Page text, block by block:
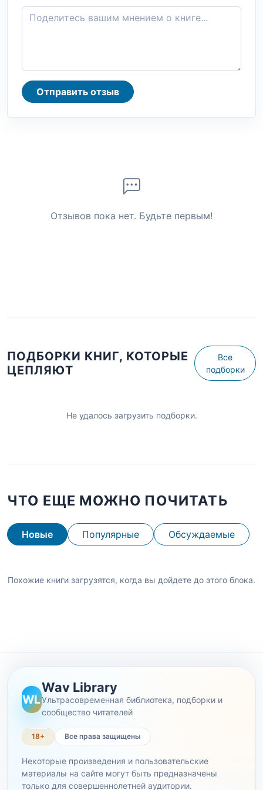
Отправить отзыв
Отзывов пока нет. Будьте первым!
ПОДБОРКИ КНИГ, КОТОРЫЕ
ЦЕПЛЯЮТ
Все
подборки
Не удалось загрузить подборки.
ЧТО ЕЩЕ МОЖНО ПОЧИТАТЬ
Новые Популярные Обсуждаемые
Похожие книги загрузятся, когда вы дойдете до этого блока.
WL
Wav Library
Ультрасовременная библиотека, подборки и
сообщество читателей
18+ Все права защищены
Некоторые произведения и пользовательские
материалы на сайте могут быть предназначены
только для совершеннолетней аудитории.